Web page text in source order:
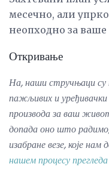
месечно, али
неопходно за ваше
Откривање
На, наши стручњаци су
пажљивих и уређивачки
производа за ваш
допада оно што
изабране везе, које нам
нашем процесу прегледа